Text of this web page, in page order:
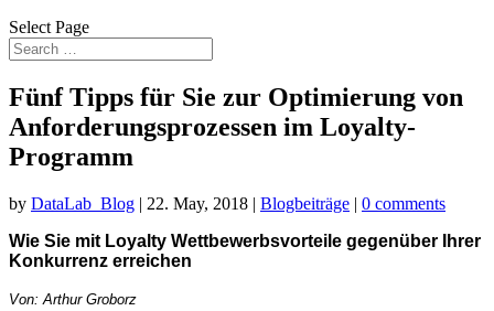
Select Page
Fünf Tipps für Sie zur Optimierung von
Anforderungsprozessen im Loyalty-
Programm
by DataLab_Blog | 22. May, 2018 | Blogbeiträge | 0 comments
Wie Sie mit Loyalty Wettbewerbsvorteile gegenüber Ihrer
Konkurrenz erreichen
Von: Arthur Groborz